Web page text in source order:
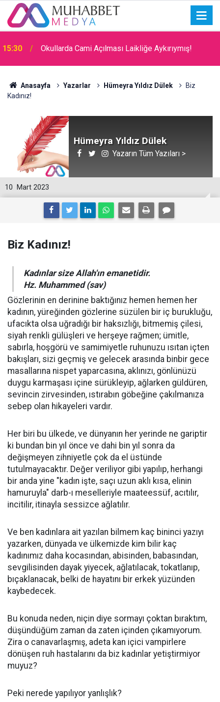
15:30 Okullarda Cami Açılması Laikliğe Aykırıymış!
Anasayfa Yazarlar Hümeyra Yıldız Dülek
Biz
Kadınız!
Hümeyra Yıldız Dülek
Yazarın Tüm Yazıları >
10 Mart 2023
Biz Kadınız!
Kadınlar size Allah'ın emanetidir.
Hz. Muhammed (sav)
Gözlerinin en derinine baktığınız hemen hemen her
kadının, yüreğinden gözlerine süzülen bir iç burukluğu,
ufacıkta olsa uğradığı bir haksızlığı, bitmemiş çilesi,
siyah renkli gülüşleri ve herşeye rağmen; ümitle,
sabırla, hoşgörü ve samimiyetle ruhunuzu ısıtan içten
bakışları, sizi geçmiş ve gelecek arasında binbir gece
masallarına nispet yaparcasına, aklınızı, gönlünüzü
duygu karmaşası içine sürükleyip, ağlarken güldüren,
sevincin zirvesinden, ıstırabın göbeğine çakılmanıza
sebep olan hikayeleri vardır.
Her biri bu ülkede, ve dünyanın her yerinde ne gariptir
ki bundan bin yıl önce ve dahi bin yıl sonra da
değişmeyen zihniyetle çok da el üstünde
tutulmayacaktır. Değer veriliyor gibi yapılıp, herhangi
bir anda yine "kadın işte, saçı uzun aklı kısa, elinin
hamuruyla" darb-ı meselleriyle maateessüf, acıtılır,
incitilir, itinayla sessizce ağlatılır.
Ve ben kadınlara ait yazılan bilmem kaç bininci yazıyı
yazarken, dünyada ve ülkemizde kim bilir kaç
kadınımız daha kocasından, abisinden, babasından,
sevgilisinden dayak yiyecek, ağlatılacak, tokatlanıp,
bıçaklanacak, belki de hayatını bir erkek yüzünden
kaybedecek.
Bu konuda neden, niçin diye sormayı çoktan bıraktım,
düşündüğüm zaman da zaten içinden çıkamıyorum.
Zira o canavarlaşmış, adeta kan içici vampirlere
dönüşen ruh hastalarını da biz kadınlar yetiştirmiyor
muyuz?
Peki nerede yapılıyor yanlışlık?